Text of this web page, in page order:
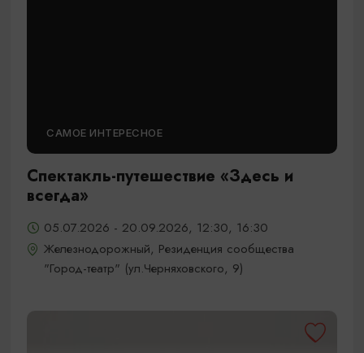
САМОЕ ИНТЕРЕСНОЕ
Спектакль-путешествие «Здесь и
всегда»
05.07.2026 - 20.09.2026, 12:30, 16:30
Железнодорожный, Резиденция сообщества
"Город-театр" (ул.Черняховского, 9)